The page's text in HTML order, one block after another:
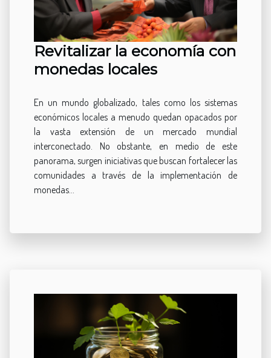
Revitalizar la economía con
monedas locales
En un mundo globalizado, tales como los sistemas
económicos locales a menudo quedan opacados por
la vasta extensión de un mercado mundial
interconectado. No obstante, en medio de este
panorama, surgen iniciativas que buscan fortalecer las
comunidades a través de la implementación de
monedas...